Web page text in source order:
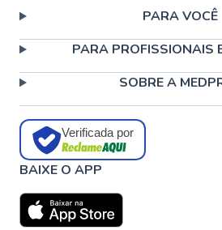
PARA VOCÊ
PARA PROFISSIONAIS
SOBRE A
Verificada por
BAIXE O APP